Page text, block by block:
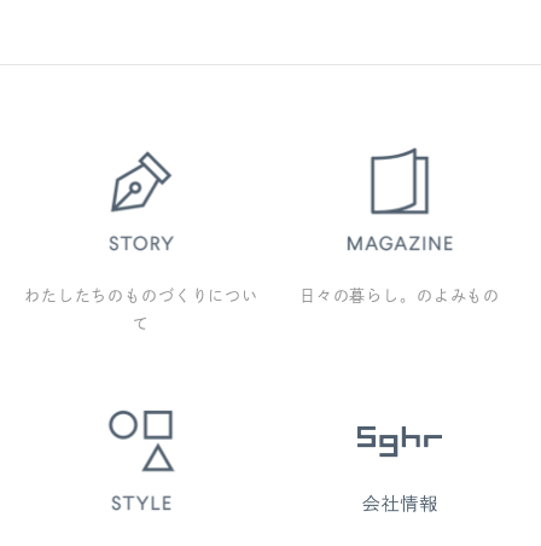
わたしたちのものづくりについ
て
日々の暮らし。のよみもの